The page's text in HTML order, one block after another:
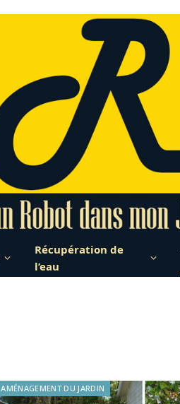
Récupération de
l’eau
AMÉNAGEMENT DU JARDIN